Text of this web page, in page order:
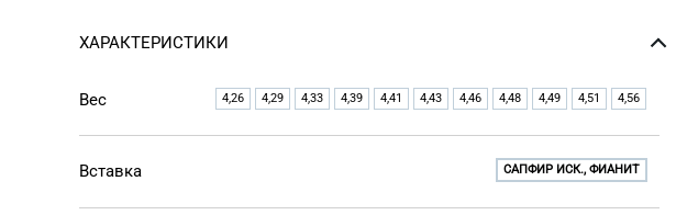
ХАРАКТЕРИСТИКИ
Вес 4,26 4,29 4,33 4,39 4,41 4,43 4,46 4,48 4,49 4,51 4,56
Вставка САПФИР ИСК., ФИАНИТ